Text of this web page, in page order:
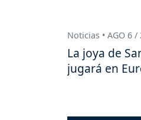
Noticias • AGO 6 /
La joya de
jugará en